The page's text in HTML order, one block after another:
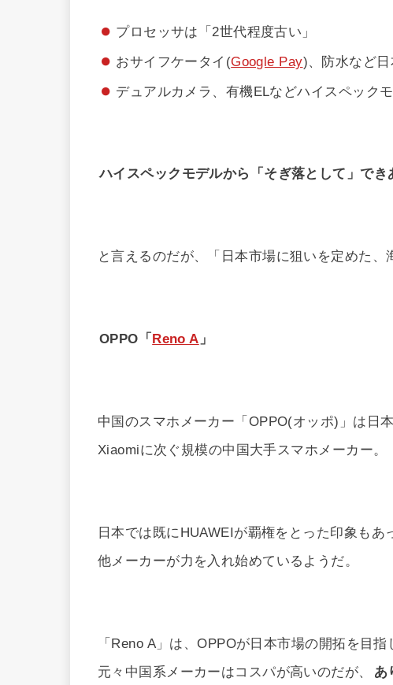
プロセッサは「2世代程度古い」
おサイフケータイ(Google Pay)、防水など
デュアルカメラ、有機ELなどハイスペック
ハイスペックモデルから「そぎ落として」で
と言えるのだが、「日本市場に狙いを定めた、
OPPO「Reno A 」
中国のスマホメーカー「OPPO(オッポ)」は日
Xiaomiに次ぐ規模の中国大手スマホメーカー。
日本では既にHUAWEIが覇権をとった印象もあ
他メーカーが力を入れ始めているようだ。
「Reno A」は、OPPOが日本市場の開拓を目
元々中国系メーカーはコスパが高いのだが、
あ